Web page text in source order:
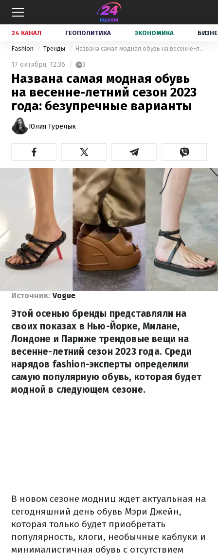
24 КАНАЛ ГЕОПОЛИТИКА ЭКОНОМИКА
Fashion Тренды Названа самая модная обувь на весенне-летний сезон 2023 года: безупречные варианты
17 октября, 12:36 3
Названа самая модная обувь
на весенне-летний сезон 2023
года: безупречные варианты
Юлия Турелык
Источник: Vogue
Этой осенью бренды представляли на
своих показах в Нью-Йорке, Милане,
Лондоне и Париже трендовые вещи на
весенне-летний сезон 2023 года. Среди
нарядов fashion-эксперты определили
самую популярную обувь, которая будет
модной в следующем сезоне.
В новом сезоне модниц ждет актуальная на
сегодняшний день обувь Мэри Джейн,
которая только будет приобретать
популярность, клоги, необычные каблуки и
минималистичная обувь с отсутствием